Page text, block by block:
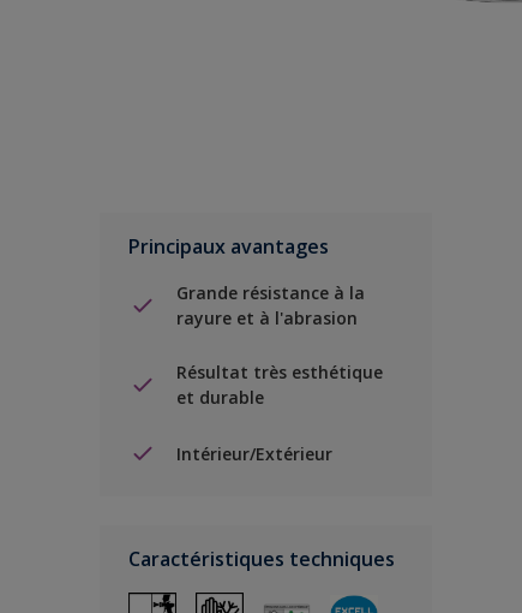
Principaux avantages
Grande résistance à la
rayure et à l'abrasion
Résultat très esthétique
et durable
Intérieur/Extérieur
Caractéristiques techniques